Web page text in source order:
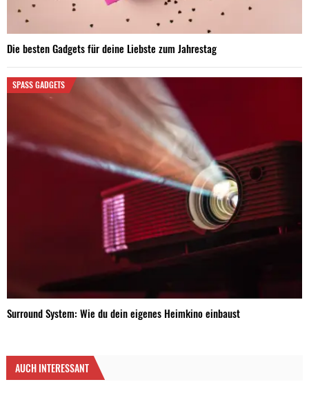
Die besten Gadgets für deine Liebste zum Jahrestag
SPASS GADGETS
Surround System: Wie du dein eigenes Heimkino einbaust
AUCH INTERESSANT